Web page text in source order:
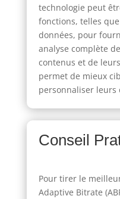
technologie peut
fonctions, telles
données, pour
analyse complète
contenus et de
permet de mieux
personnaliser leurs
Conseil
Pour tirer le
Adaptive Bitrate